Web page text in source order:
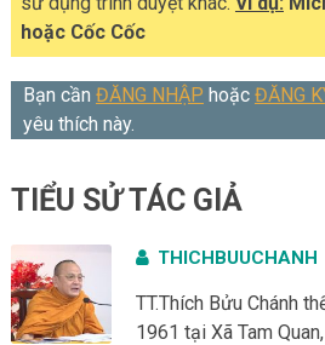
hoặc Cốc Cốc
Bạn cần ĐĂNG NHẬP hoặc ĐĂNG
yêu thích này.
TIỂU SỬ TÁC GIẢ
THICHBUUCHANH
TT.Thích Bửu Chánh
1961 tại Xã Tam